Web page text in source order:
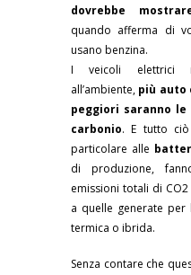
dovrebbe
quando afferma di
usano benzina.
I veicoli elettrici
all’ambiente, più auto
peggiori saranno
carbonio. E tutto
particolare alle
di produzione,
emissioni totali di
a quelle generate per
termica o ibrida.
Senza contare che